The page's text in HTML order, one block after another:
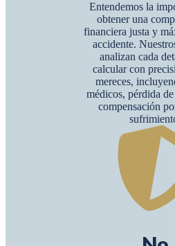
Entendemos la
obtener una
financiera justa y
accidente.
analizan cada
calcular con
mereces,
médicos, pérdida
compensación